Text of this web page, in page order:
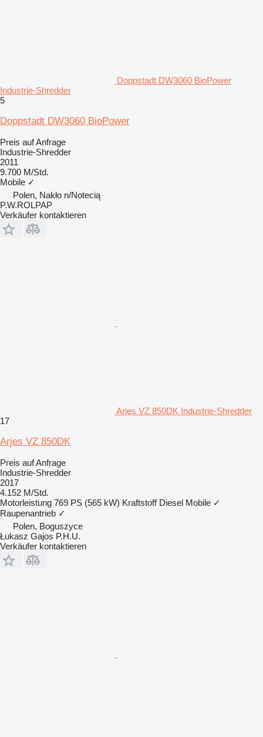
Doppstadt DW3060 BioPower
Industrie-Shredder
5
Doppstadt DW3060 BioPower
Preis auf Anfrage
Industrie-Shredder
2011
9.700 M/Std.
Mobile ✓
Polen, Nakło n/Notecią
P.W.ROLPAP
Verkäufer kontaktieren
Arjes VZ 850DK Industrie-Shredder
17
Arjes VZ 850DK
Preis auf Anfrage
Industrie-Shredder
2017
4.152 M/Std.
Motorleistung 769 PS (565 kW) Kraftstoff Diesel Mobile ✓
Raupenantrieb ✓
Polen, Boguszyce
Łukasz Gajos P.H.U.
Verkäufer kontaktieren